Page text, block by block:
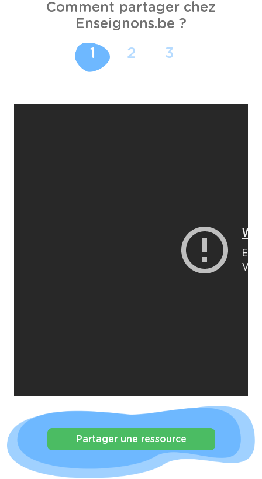
Comment partager chez
Enseignons.be ?
1 2 3
Partager une ressource